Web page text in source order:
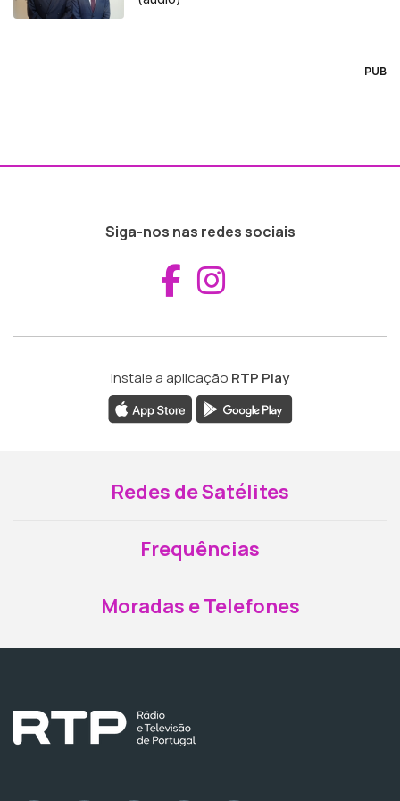
PUB
Siga-nos nas redes sociais
Aceder ao
Instale a aplicação RTP Play
Redes de Satélites
Frequências
Moradas e Telefones